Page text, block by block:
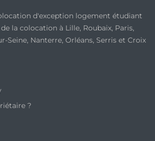
d'exception logement étudiant
la colocation à Lille, Roubaix, Paris,
Seine, Nanterre, Orléans, Serris et Croix
?